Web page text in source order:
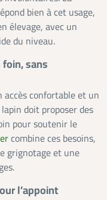
bien à cet usage,
élevage, avec un
du niveau.
sans
accès confortable et un
doit proposer des
pour soutenir le
combine ces besoins,
grignotage et une
l’appoint